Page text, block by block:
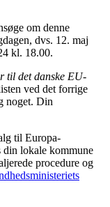
om denne
dvs. 12. maj
kl. 18.00.
til det danske EU-
ved det forrige
noget. Din
til Europa-
din lokale kommune
procedure og